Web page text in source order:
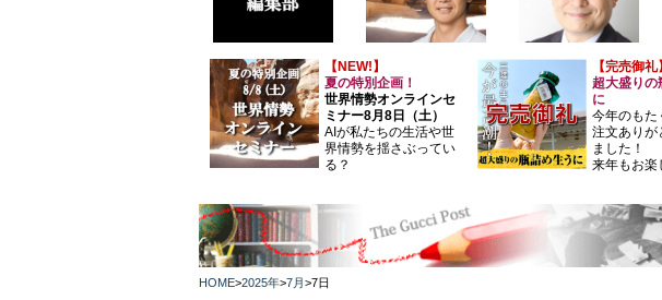
【NEW!】
夏の特別企画！
世界情勢オンラインセ
ミナー8月8日（土）
AIが私たちの生活や世
界情勢を揺さぶってい
る？
【完売御礼】
超大盛りの
に
今年のもた
注文ありが
ました！
来年もお楽
HOME>2025年>7月 >7日